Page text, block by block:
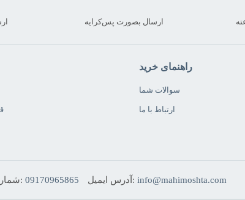
ارسال بصورت پس‌کرایه
راهنمای خرید
سوالات شما
ارتباط با ما
شماره تلفن: 09170965865 آدرس ایمیل: info@mahimoshta.com